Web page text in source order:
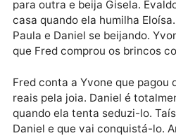
Eloísa pede desculpas a
namorado. Zilda se
mão de Camila, que aceita.
Gisela entram neste
Neli, ao ver Mateus por
a aliança de Camila.
para outra e beija Gisela.